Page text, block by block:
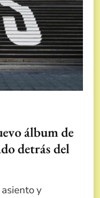
álbum de
detrás del
y